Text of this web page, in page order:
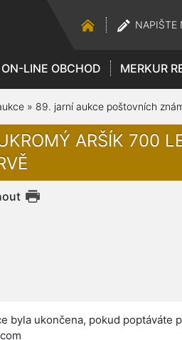
NAPIŠTE
ON-LINE OBCHOD MERKUR
» 89. jarní aukce poštovních
ARŠÍK 700
byla ukončena, pokud poptáváte